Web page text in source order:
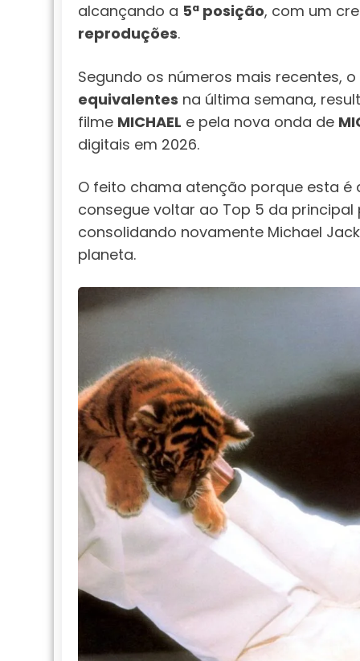
alcançando a 5ª posição, com um
reproduções.
Segundo os números mais recentes,
equivalentes na última semana,
filme MICHAEL e pela nova onda de
digitais em 2026.
O feito chama atenção porque esta é
consegue voltar ao Top 5 da
consolidando novamente Michael
planeta.